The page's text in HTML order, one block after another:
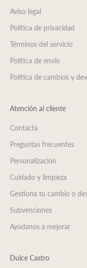
Aviso legal
Política de privacidad
Términos del servicio
Política de envío
Política de cambios y
Atención al cliente
Contacta
Preguntas frecuentes
Personalización
Cuidado y limpieza
Gestiona tu cambio o
Subvenciones
Ayúdanos a mejorar
Dulce Castro